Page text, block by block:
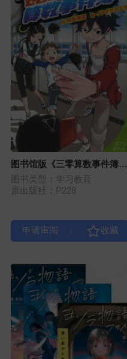
图书馆版《三零算数事件簿》
系列（全7册）
图书类型：学习教育
原出版社：P228